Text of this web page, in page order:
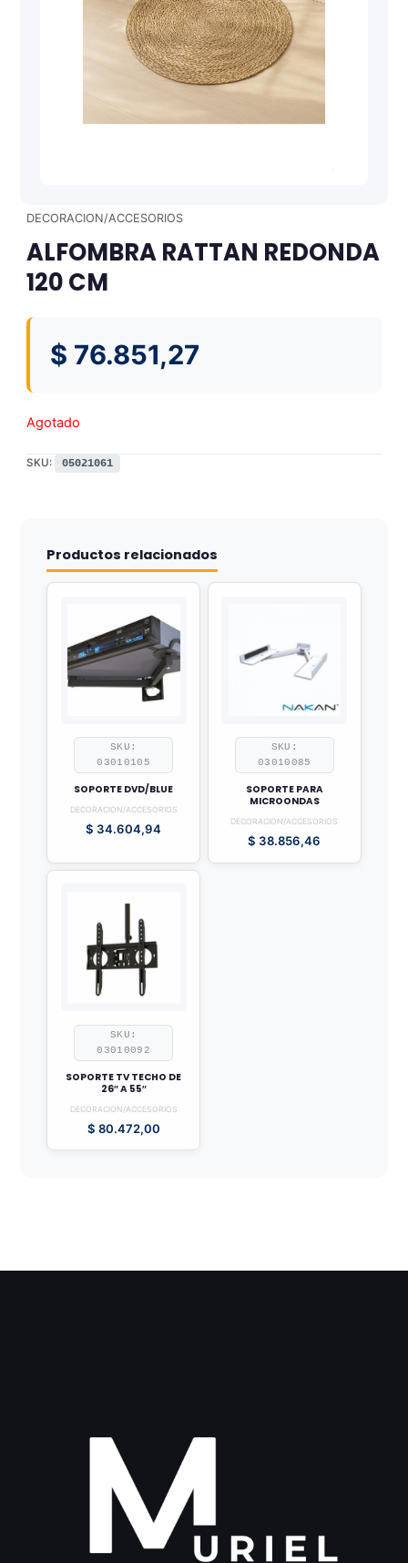
DECORACION/ACCESORIOS
ALFOMBRA RATTAN REDONDA
120 CM
$ 76.851,27
Agotado
SKU: 05021061
Productos relacionados
SKU:
03010105
SOPORTE DVD/BLUE
DECORACION/ACCESORIOS
$ 34.604,94
SKU:
03010085
SOPORTE PARA
MICROONDAS
DECORACION/ACCESORIOS
$ 38.856,46
SKU:
03010092
SOPORTE TV TECHO DE
26″ A 55″
DECORACION/ACCESORIOS
$ 80.472,00